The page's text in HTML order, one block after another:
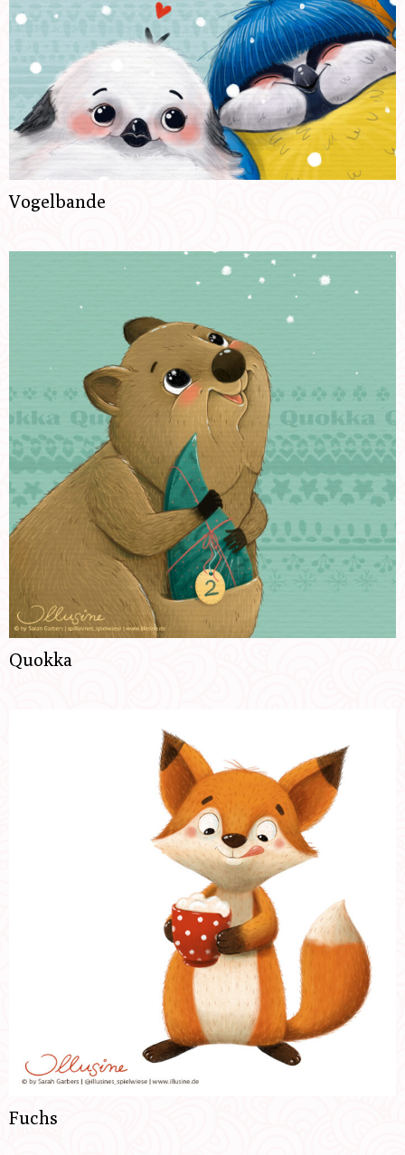
Vogelbande
Quokka
Fuchs